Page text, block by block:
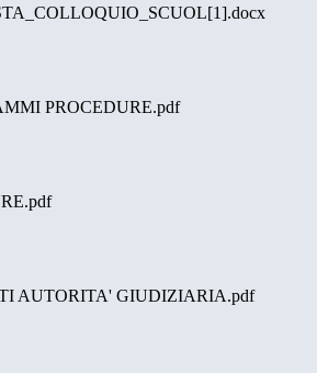
PROCEDURE.pdf
AUTORITA' GIUDIZIARIA.pdf